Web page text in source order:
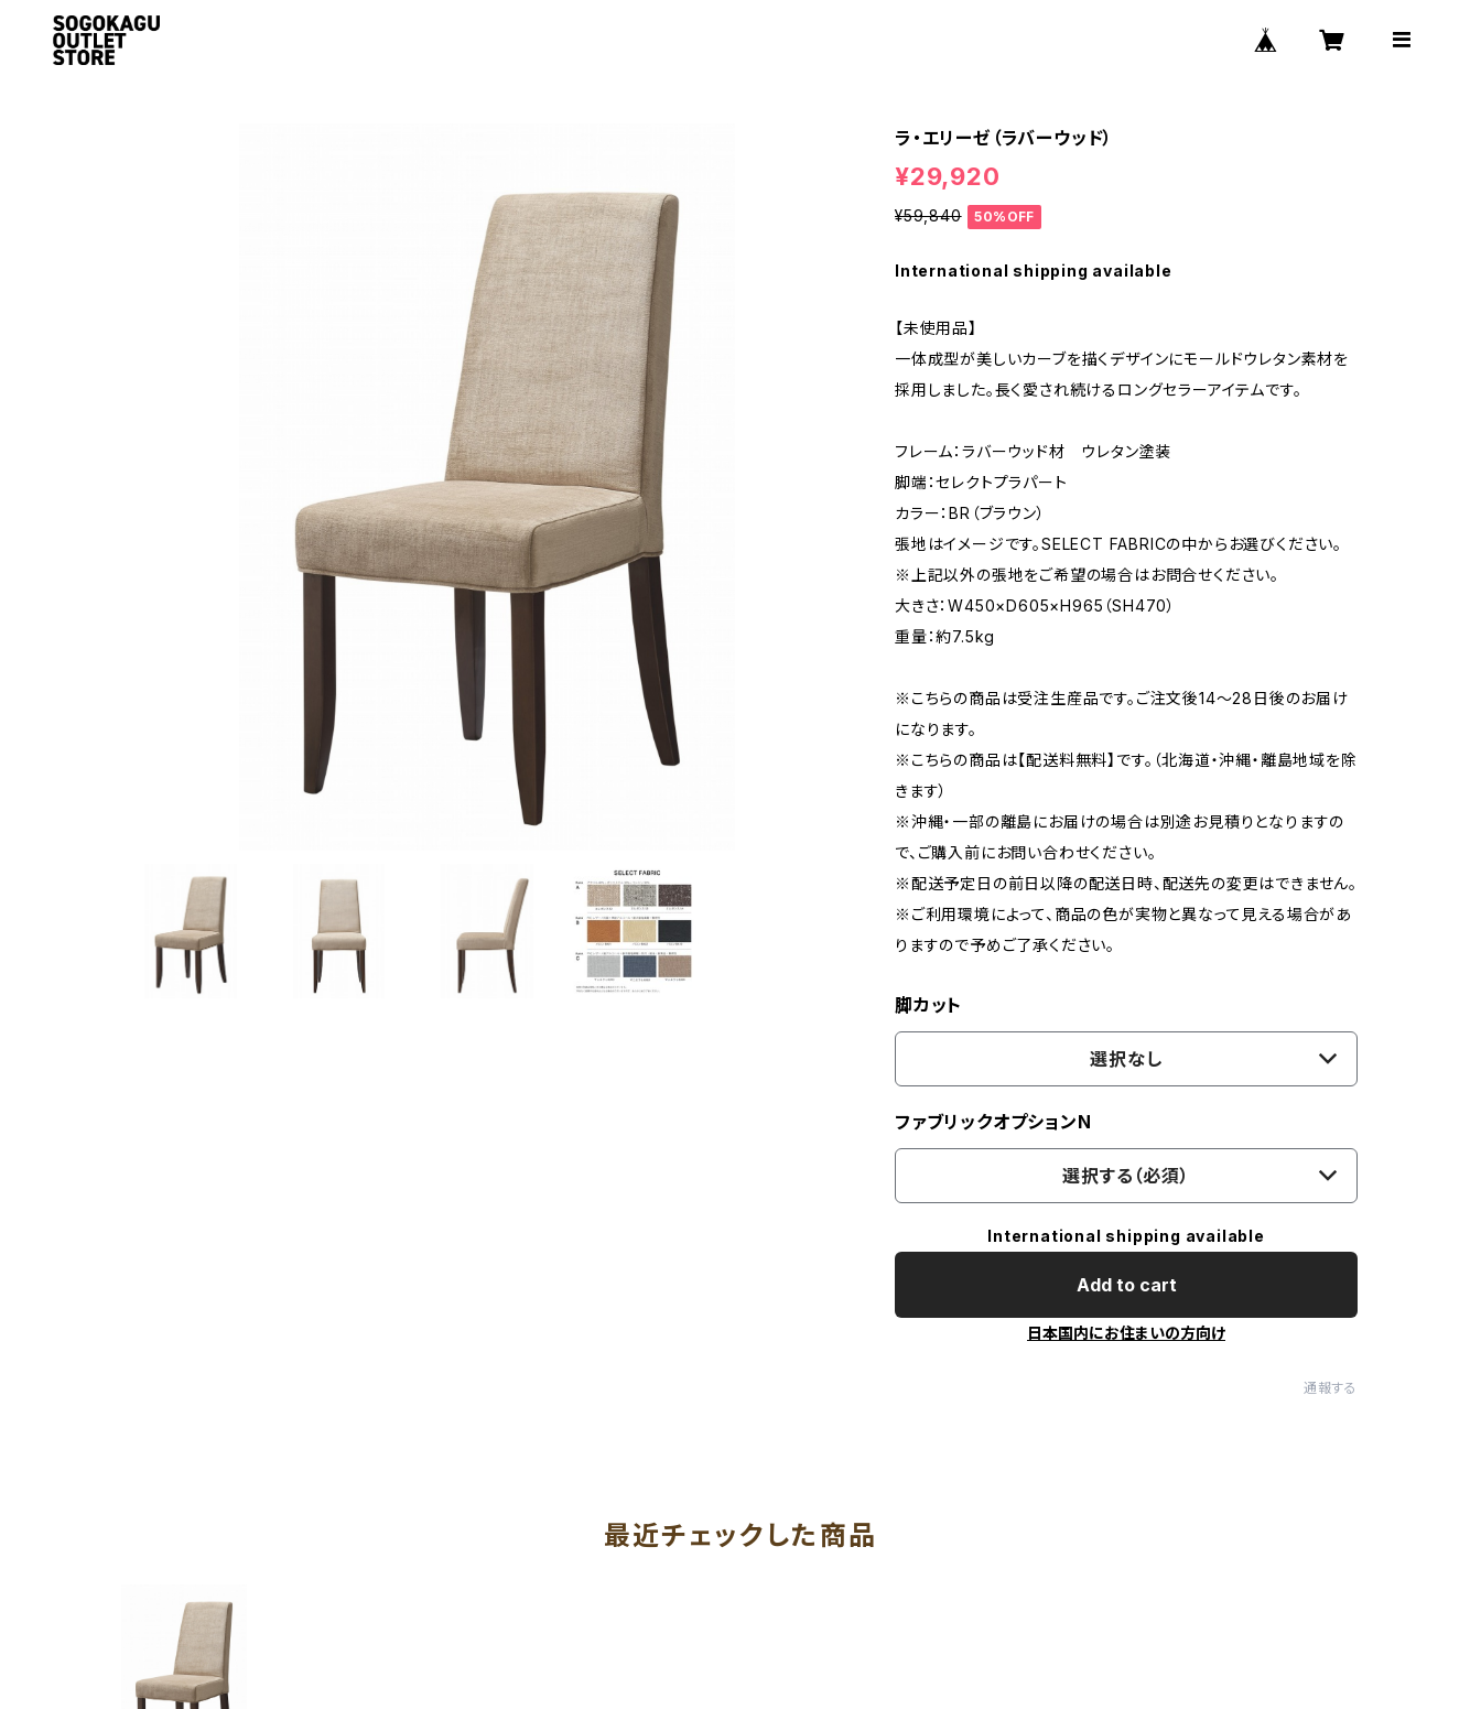
ラ・エリーゼ（ラバーウッド）
¥29,920
¥59,840 50%OFF
International shipping available
【未使用品】
一体成型が美しいカーブを描くデザインにモールドウレタン素材を
採用しました。長く愛され続けるロングセラーアイテムです。
フレーム：ラバーウッド材 ウレタン塗装
脚端：セレクトプラパート
カラー：BR（ブラウン）
張地はイメージです。SELECT FABRICの中からお選びください。
※上記以外の張地をご希望の場合はお問合せください。
大きさ：W450×D605×H965（SH470）
重量：約7.5kg
※こちらの商品は受注生産品です。ご注文後14～28日後のお届け
になります。
※こちらの商品は【配送料無料】です。（北海道・沖縄・離島地域を除
きます）
※沖縄・一部の離島にお届けの場合は別途お見積りとなりますの
で、ご購入前にお問い合わせください。
※配送予定日の前日以降の配送日時、配送先の変更はできません。
※ご利用環境によって、商品の色が実物と異なって見える場合があ
りますので予めご了承ください。
脚カット
選択なし
ファブリックオプションN
選択する（必須）
International shipping available
Add to cart
日本国内にお住まいの方向け
通報する
最近チェックした商品